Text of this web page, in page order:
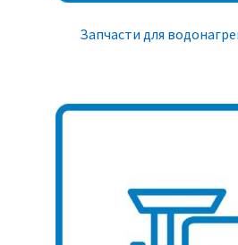
Запчасти для